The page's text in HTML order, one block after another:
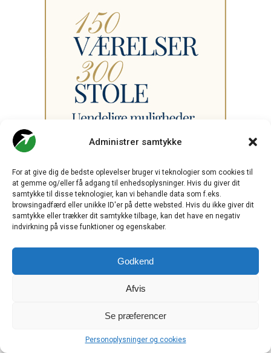
Administrer samtykke
For at give dig de bedste oplevelser bruger vi teknologier som cookies til
at gemme og/eller få adgang til enhedsoplysninger. Hvis du giver dit
samtykke til disse teknologier, kan vi behandle data som f.eks.
browsingadfærd eller unikke ID'er på dette websted. Hvis du ikke giver dit
samtykke eller trækker dit samtykke tilbage, kan det have en negativ
indvirkning på visse funktioner og egenskaber.
Godkend
Afvis
Se præferencer
Personoplysninger og cookies